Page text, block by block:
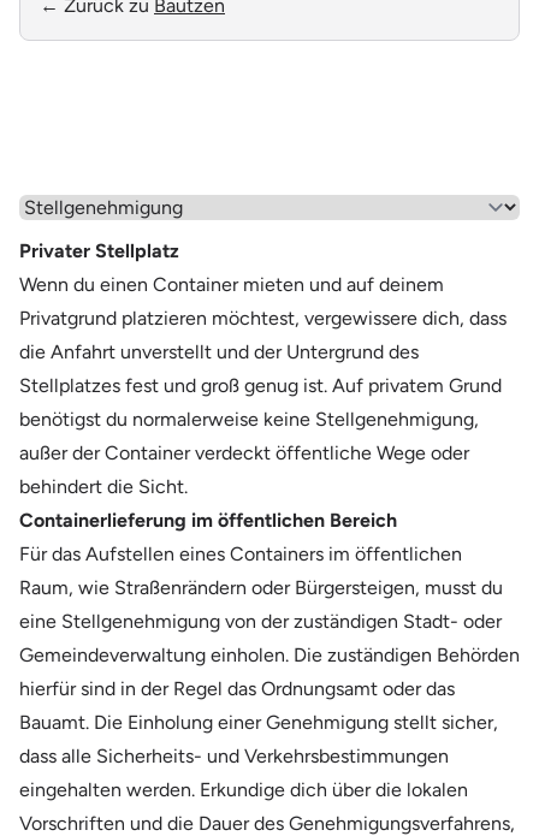
← Zurück zu Bautzen
Wähle einen Menüpunkt aus
Privater Stellplatz
Wenn du einen Container mieten und auf deinem
Privatgrund platzieren möchtest, vergewissere dich, dass
die Anfahrt unverstellt und der Untergrund des
Stellplatzes fest und groß genug ist. Auf privatem Grund
benötigst du normalerweise keine Stellgenehmigung,
außer der Container verdeckt öffentliche Wege oder
behindert die Sicht.
Containerlieferung im öffentlichen Bereich
Für das Aufstellen eines Containers im öffentlichen
Raum, wie Straßenrändern oder Bürgersteigen, musst du
eine Stellgenehmigung von der zuständigen Stadt- oder
Gemeindeverwaltung einholen. Die zuständigen Behörden
hierfür sind in der Regel das Ordnungsamt oder das
Bauamt. Die Einholung einer Genehmigung stellt sicher,
dass alle Sicherheits- und Verkehrsbestimmungen
eingehalten werden. Erkundige dich über die lokalen
Vorschriften und die Dauer des Genehmigungsverfahrens,